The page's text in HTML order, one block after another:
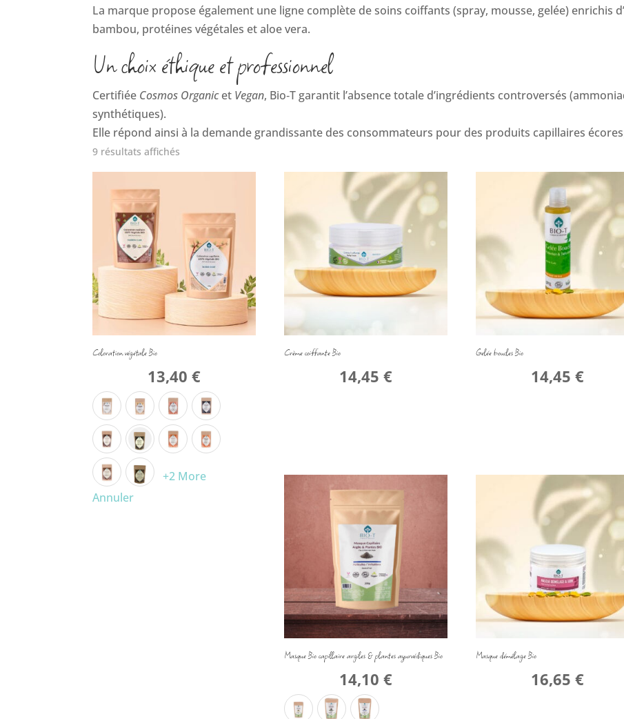
La marque propose également une ligne complète de soins coiffants (spray, mousse, gelée) enrichis
bambou, protéines végétales et aloe vera.
Un choix éthique et professionnel
Certifiée Cosmos Organicet Vegan, Bio‑T garantit l’absence totale d’ingrédients controversés
synthétiques).
Elle répond ainsi à la demande grandissante des consommateurs pour des produits capillaires
9 résultats affichés
Coloration végétale Bio
13,40€
+2 More
Annuler
Crème coiffante Bio
14,45€
Gelée boucles Bio
14,45€
Masque Bio capillaire argiles & plantes ayurvédiques Bio
14,10€
Masque démêlage Bio
16,65€